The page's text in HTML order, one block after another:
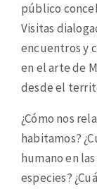
público
Visitas
encuentros y
en el arte de
desde el
¿Cómo nos
habitamos?
humano en
especies?